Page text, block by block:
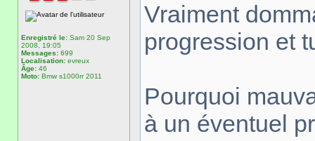
Enregistré le: Sam 20 Sep
2008, 19:05
Messages: 699
Localisation: evreux
Âge: 46
Moto: Bmw s1000rr 2011
Vraiment
progression et
Pourquoi
à un éventuel